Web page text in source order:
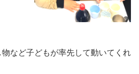
など子どもが率先して動いてくれ